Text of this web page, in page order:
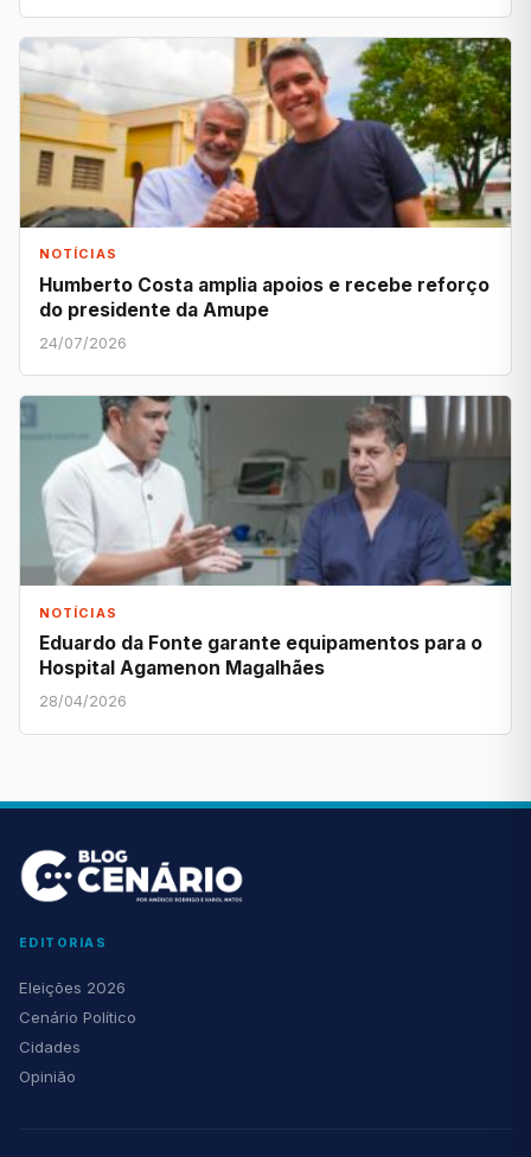
NOTÍCIAS
Humberto Costa amplia apoios e recebe reforço
do presidente da Amupe
24/07/2026
NOTÍCIAS
Eduardo da Fonte garante equipamentos para o
Hospital Agamenon Magalhães
28/04/2026
EDITORIAS
Eleições 2026
Cenário Político
Cidades
Opinião